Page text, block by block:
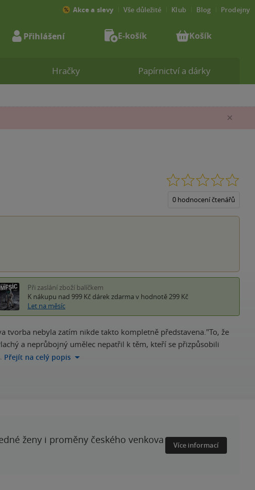
0 hodnocení čtenářů
Při zaslání zboží balíčkem
K nákupu nad 999 Kč dárek zdarma v hodnotě 299 Kč
Let na měsíc
tvorba nebyla zatím nikde takto kompletně představena."To, že
a neprůbojný umělec nepatřil k těm, kteří se přizpůsobili
Přejít na celý popis
ženy i proměny českého venkova
Více informací
Hračky Papírnictví a dárky
Akce a slevy Vše důležité Klub Blog Prodejny
Přihlášení E-košík Košík